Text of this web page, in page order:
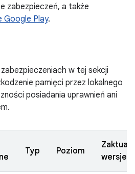
zabezpieczeń, a także
Google Play.
w tej sekcji
pamięci przez lokalnego
posiadania uprawnień ani
Typ Poziom
wersje